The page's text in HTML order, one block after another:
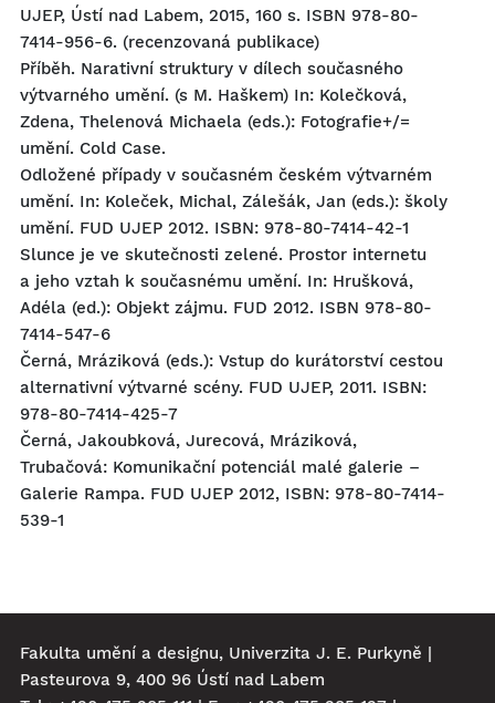
UJEP, Ústí nad Labem, 2015, 160 s. ISBN 978-80-
7414-956-6. (recenzovaná publikace)
Příběh. Narativní struktury v dílech současného
výtvarného umění. (s M. Haškem) In: Kolečková,
Zdena, Thelenová Michaela (eds.): Fotografie+/=
umění. Cold Case.
Odložené případy v současném českém výtvarném
umění. In: Koleček, Michal, Zálešák, Jan (eds.): školy
umění. FUD UJEP 2012. ISBN: 978-80-7414-42-1
Slunce je ve skutečnosti zelené. Prostor internetu
a jeho vztah k současnému umění. In: Hrušková,
Adéla (ed.): Objekt zájmu. FUD 2012. ISBN 978-80-
7414-547-6
Černá, Mráziková (eds.): Vstup do kurátorství cestou
alternativní výtvarné scény. FUD UJEP, 2011. ISBN:
978-80-7414-425-7
Černá, Jakoubková, Jurecová, Mráziková,
Trubačová: Komunikační potenciál malé galerie –
Galerie Rampa. FUD UJEP 2012, ISBN: 978-80-7414-
539-1
Fakulta umění a designu, Univerzita J. E. Purkyně |
Pasteurova 9, 400 96 Ústí nad Labem